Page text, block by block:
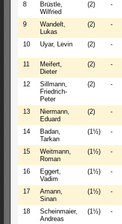
8
Brüstle,
Wilfried
(2) -
9
Wandelt,
Lukas
(2) -
10 Uyar, Levin (2) -
11
Meifert,
Dieter
(2) -
12
Sillmann,
Friedrich-
Peter
(2) -
13
Niermann,
Eduard
(2) -
14
Badan,
Tarkan
(1½) -
15
Weitmann,
Roman
(1½) -
16
Eggert,
Vadim
(1½) -
17
Amann,
Sinan
(1½) -
18
Scheinmaier,
Andreas
(1½) -